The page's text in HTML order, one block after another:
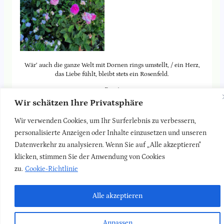
Wir schätzen Ihre Privatsphäre
Wir verwenden Cookies, um Ihr Surferlebnis zu verbessern,
personalisierte Anzeigen oder Inhalte einzusetzen und unseren
Datenverkehr zu analysieren. Wenn Sie auf „Alle akzeptieren"
klicken, stimmen Sie der Anwendung von Cookies
zu. Cookie-Richtlinie
Alle akzeptieren
Wär‘ auch die ganze Welt mit Dornen rings umstellt, / ein Herz,
das Liebe fühlt, bleibt stets ein Rosenfeld.
Rumi
Ein Rosenfeld in weiß, rosa bis dunkelrot ist der Vorgarten in
Zurück zur